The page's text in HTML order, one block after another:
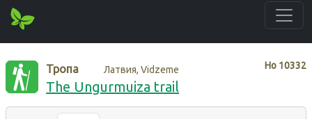
Нo 10332
Тропа Латвия, Vidzeme
The Ungurmuiza trail